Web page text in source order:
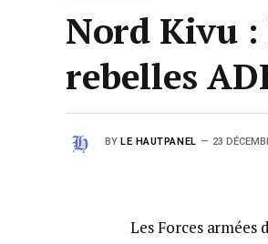
Nord Kivu :
rebelles
BY LE HAUTPANEL 23
Les Forces armées